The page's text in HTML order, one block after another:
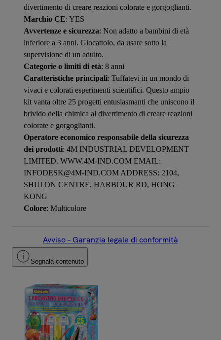
divertimento di creare reazioni colorate e gorgoglianti.
Marchio CE: YES
Avvertenze e sicurezza: Non adatto a bambini di età
inferiore a 3 anni. Giocattolo, da usare sotto la
supervisione di un adulto.
Categorie o limiti di età: 8 anni
Caratteristiche principali: Tuffatevi in un mondo di
vivaci e colorati esperimenti scientifici. Questo ampio
kit vanta oltre 25 progetti entusiasmanti che uniscono il
brivido della chimica al divertimento di creare reazioni
colorate e gorgoglianti.
Operatore economico responsabile della sicurezza
dei prodotti: 4M INDUSTRIAL DEVELOPMENT
LIMITED. WWW.4M-IND.COM EMAIL:
INFODESK@4M-IND.COM ADDRESS: 2104,
SHUI ON CENTRE, HARBOUR RD, HONG
KONG
Colore: Multicolore
Avviso – Garanzia legale di conformità
Segnala contenuto